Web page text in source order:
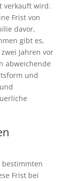
verkauft wird.
Frist von
davor,
gibt es,
Jahren vor
abweichende
und
Frist bei